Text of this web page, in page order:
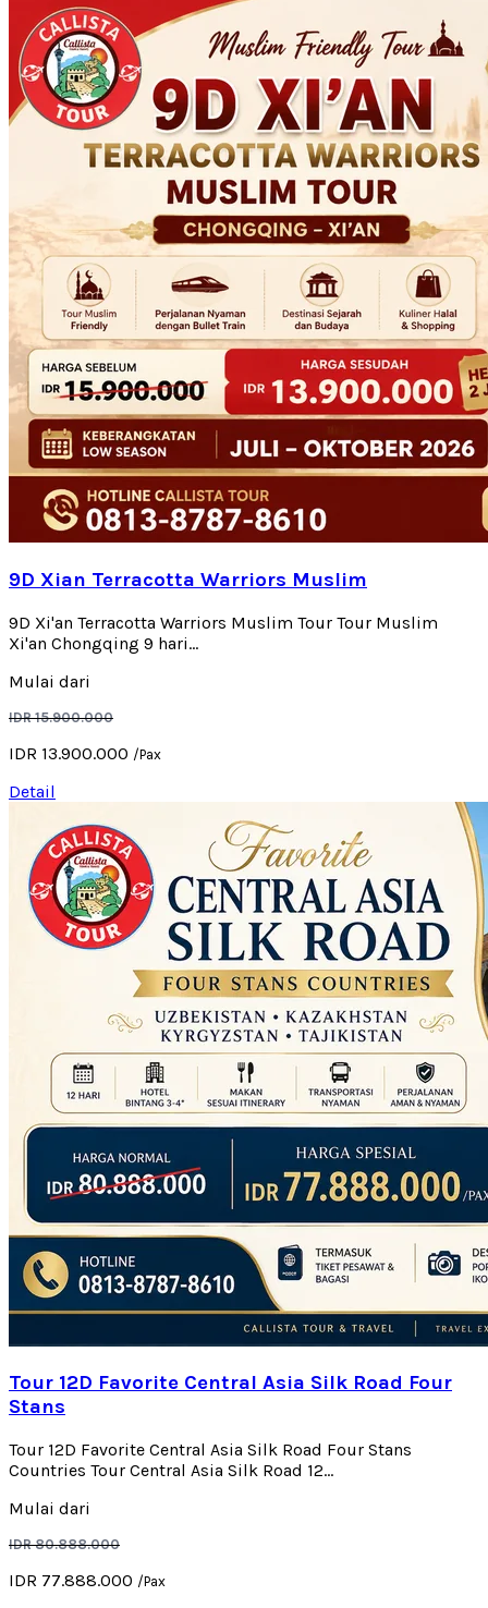
9D Xian Terracotta Warriors Muslim
9D Xi'an Terracotta Warriors Muslim Tour Tour Muslim
Xi'an Chongqing 9 hari...
Mulai dari
IDR 15.900.000
IDR 13.900.000 /Pax
Detail
Tour 12D Favorite Central Asia Silk Road Four
Stans
Tour 12D Favorite Central Asia Silk Road Four Stans
Countries Tour Central Asia Silk Road 12...
Mulai dari
IDR 80.888.000
IDR 77.888.000 /Pax